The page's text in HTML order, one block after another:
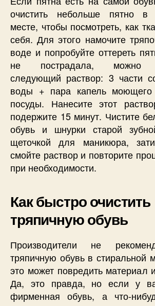
очистить небольше пятно в
месте, чтобы посмотреть, как
себя. Для этого намочите
воде и попробуйте оттереть
не пострадала, можно
следующий раствор: 3 части
воды + пара капель моющего
посуды. Нанесите этот
подержите 15 минут. Чистите
обувь и шнурки старой
щеточкой для маникюра,
смойте раствор и повторите
при необходимости.
Как быстро очистить
тряпичную обувь
Производители не
тряпичную обувь в стиральной
это может повредить материал
Да, это правда, но если у
фирменная обувь, а что-